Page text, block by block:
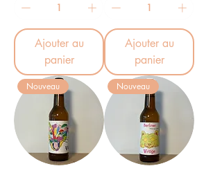
C
p
a
r
1
L
i
t
r
e
Ajouter au
panier
a
1
i
t
e
Ajouter au
panier
Nouveau Nouveau